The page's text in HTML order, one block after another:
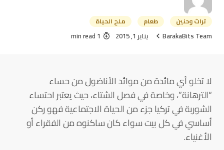
تراث وحنين طعام ملح الحياة
BarakaBits Team يناير 1, 2015 1 min read
لا تخلو أي مائدة من موائد الأناضول من حساء
“الترهانة”، وخاصة في فصل الشتاء، حيث يعتبر احتساء
الشوربة في تركيا جزء من الحياة الاجتماعية فهو ركن
أساسي في كل بيت سواء كان ساكنوه من الفقراء أو
الأغنياء.